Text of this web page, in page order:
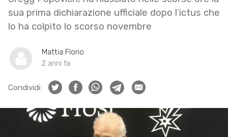
sua prima dichiarazione ufficiale dopo l’ictus che
lo ha colpito lo scorso novembre
Mattia Florio
2 anni fa
Condividi: